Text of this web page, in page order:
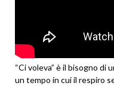
“Ci voleva” è il bisogno di
un tempo in cui il respiro